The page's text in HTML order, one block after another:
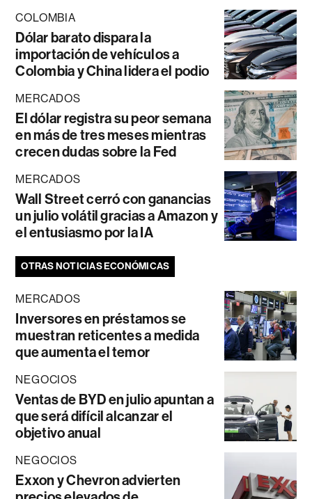
COLOMBIA
Dólar barato dispara la
importación de vehículos a
Colombia y China lidera el podio
MERCADOS
El dólar registra su peor semana
en más de tres meses mientras
crecen dudas sobre la Fed
MERCADOS
Wall Street cerró con ganancias
un julio volátil gracias a Amazon y
el entusiasmo por la IA
OTRAS NOTICIAS ECONÓMICAS
MERCADOS
Inversores en préstamos se
muestran reticentes a medida
que aumenta el temor
NEGOCIOS
Ventas de BYD en julio apuntan a
que será difícil alcanzar el
objetivo anual
NEGOCIOS
Exxon y Chevron advierten